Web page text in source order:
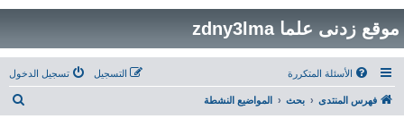
موقع زدنى علما zdny3lma
الأسئلة المتكررة تسجيل الدخول التسجيل
فهرس المنتدى بحث المواضيع النشطة